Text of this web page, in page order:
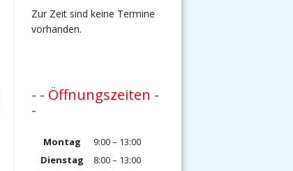
Zur Zeit sind keine Termine
vorhanden.
- - Öffnungszeiten -
-
Montag
9:00 – 13:00
Dienstag
8:00 – 13:00